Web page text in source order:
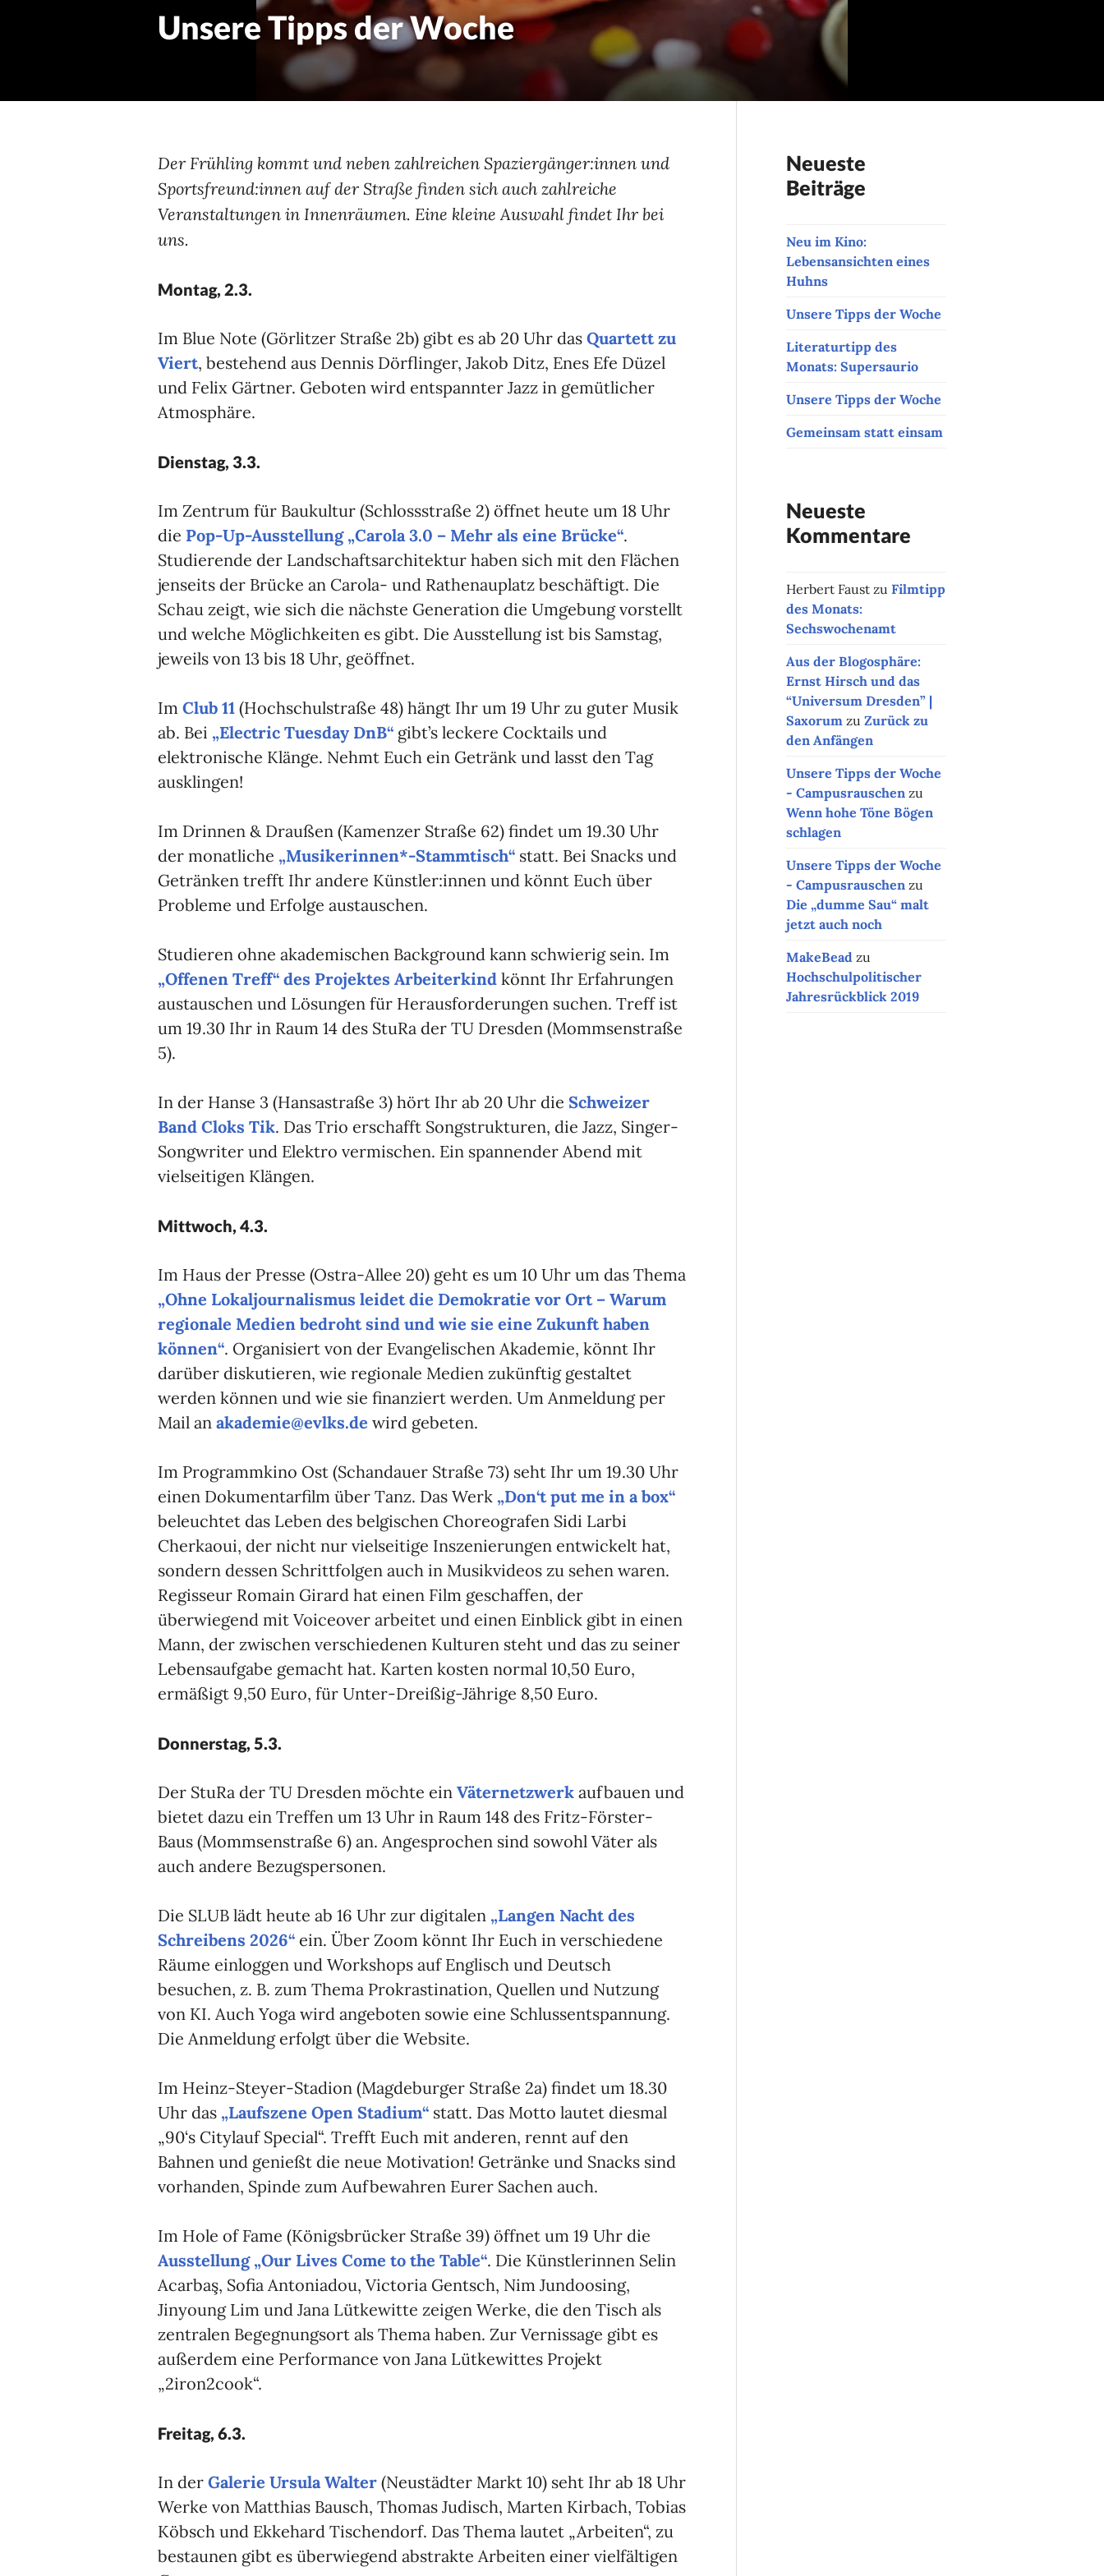
Unsere Tipps der Woche
Der Frühling kommt und neben zahlreichen Spaziergänger:innen und
Sportsfreund:innen auf der Straße finden sich auch zahlreiche
Veranstaltungen in Innenräumen. Eine kleine Auswahl findet Ihr bei
uns.
Montag, 2.3.
Im Blue Note (Görlitzer Straße 2b) gibt es ab 20 Uhr das Quartett zu
Viert, bestehend aus Dennis Dörflinger, Jakob Ditz, Enes Efe Düzel
und Felix Gärtner. Geboten wird entspannter Jazz in gemütlicher
Atmosphäre.
Dienstag, 3.3.
Im Zentrum für Baukultur (Schlossstraße 2) öffnet heute um 18 Uhr
die Pop-Up-Ausstellung „Carola 3.0 – Mehr als eine Brücke“.
Studierende der Landschaftsarchitektur haben sich mit den Flächen
jenseits der Brücke an Carola- und Rathenauplatz beschäftigt. Die
Schau zeigt, wie sich die nächste Generation die Umgebung vorstellt
und welche Möglichkeiten es gibt. Die Ausstellung ist bis Samstag,
jeweils von 13 bis 18 Uhr, geöffnet.
Im Club 11 (Hochschulstraße 48) hängt Ihr um 19 Uhr zu guter Musik
ab. Bei „Electric Tuesday DnB“ gibt’s leckere Cocktails und
elektronische Klänge. Nehmt Euch ein Getränk und lasst den Tag
ausklingen!
Im Drinnen & Draußen (Kamenzer Straße 62) findet um 19.30 Uhr
der monatliche „Musikerinnen*-Stammtisch“ statt. Bei Snacks und
Getränken trefft Ihr andere Künstler:innen und könnt Euch über
Probleme und Erfolge austauschen.
Studieren ohne akademischen Background kann schwierig sein. Im
„Offenen Treff“ des Projektes Arbeiterkind könnt Ihr Erfahrungen
austauschen und Lösungen für Herausforderungen suchen. Treff ist
um 19.30 Ihr in Raum 14 des StuRa der TU Dresden (Mommsenstraße
5).
In der Hanse 3 (Hansastraße 3) hört Ihr ab 20 Uhr die Schweizer
Band Cloks Tik. Das Trio erschafft Songstrukturen, die Jazz, Singer-
Songwriter und Elektro vermischen. Ein spannender Abend mit
vielseitigen Klängen.
Mittwoch, 4.3.
Im Haus der Presse (Ostra-Allee 20) geht es um 10 Uhr um das Thema
„Ohne Lokaljournalismus leidet die Demokratie vor Ort – Warum
regionale Medien bedroht sind und wie sie eine Zukunft haben
können“. Organisiert von der Evangelischen Akademie, könnt Ihr
darüber diskutieren, wie regionale Medien zukünftig gestaltet
werden können und wie sie finanziert werden. Um Anmeldung per
Mail an akademie@evlks.de wird gebeten.
Im Programmkino Ost (Schandauer Straße 73) seht Ihr um 19.30 Uhr
einen Dokumentarfilm über Tanz. Das Werk „Don‘t put me in a box“
beleuchtet das Leben des belgischen Choreografen Sidi Larbi
Cherkaoui, der nicht nur vielseitige Inszenierungen entwickelt hat,
sondern dessen Schrittfolgen auch in Musikvideos zu sehen waren.
Regisseur Romain Girard hat einen Film geschaffen, der
überwiegend mit Voiceover arbeitet und einen Einblick gibt in einen
Mann, der zwischen verschiedenen Kulturen steht und das zu seiner
Lebensaufgabe gemacht hat. Karten kosten normal 10,50 Euro,
ermäßigt 9,50 Euro, für Unter-Dreißig-Jährige 8,50 Euro.
Donnerstag, 5.3.
Der StuRa der TU Dresden möchte ein Väternetzwerk aufbauen und
bietet dazu ein Treffen um 13 Uhr in Raum 148 des Fritz-Förster-
Baus (Mommsenstraße 6) an. Angesprochen sind sowohl Väter als
auch andere Bezugspersonen.
Die SLUB lädt heute ab 16 Uhr zur digitalen „Langen Nacht des
Schreibens 2026“ ein. Über Zoom könnt Ihr Euch in verschiedene
Räume einloggen und Workshops auf Englisch und Deutsch
besuchen, z. B. zum Thema Prokrastination, Quellen und Nutzung
von KI. Auch Yoga wird angeboten sowie eine Schlussentspannung.
Die Anmeldung erfolgt über die Website.
Im Heinz-Steyer-Stadion (Magdeburger Straße 2a) findet um 18.30
Uhr das „Laufszene Open Stadium“ statt. Das Motto lautet diesmal
„90‘s Citylauf Special“. Trefft Euch mit anderen, rennt auf den
Bahnen und genießt die neue Motivation! Getränke und Snacks sind
vorhanden, Spinde zum Aufbewahren Eurer Sachen auch.
Im Hole of Fame (Königsbrücker Straße 39) öffnet um 19 Uhr die
Ausstellung „Our Lives Come to the Table“. Die Künstlerinnen Selin
Acarbaş, Sofia Antoniadou, Victoria Gentsch, Nim Jundoosing,
Jinyoung Lim und Jana Lütkewitte zeigen Werke, die den Tisch als
zentralen Begegnungsort als Thema haben. Zur Vernissage gibt es
außerdem eine Performance von Jana Lütkewittes Projekt
„2iron2cook“.
Freitag, 6.3.
In der Galerie Ursula Walter (Neustädter Markt 10) seht Ihr ab 18 Uhr
Werke von Matthias Bausch, Thomas Judisch, Marten Kirbach, Tobias
Köbsch und Ekkehard Tischendorf. Das Thema lautet „Arbeiten“, zu
bestaunen gibt es überwiegend abstrakte Arbeiten einer vielfältigen
Neueste
Beiträge
Neu im Kino:
Lebensansichten eines
Huhns
Unsere Tipps der Woche
Literaturtipp des
Monats: Supersaurio
Unsere Tipps der Woche
Gemeinsam statt einsam
Neueste
Kommentare
Herbert Faust zu Filmtipp
des Monats:
Sechswochenamt
Aus der Blogosphäre:
Ernst Hirsch und das
“Universum Dresden” |
Saxorum zu Zurück zu
den Anfängen
Unsere Tipps der Woche
- Campusrauschen zu
Wenn hohe Töne Bögen
schlagen
Unsere Tipps der Woche
- Campusrauschen zu
Die „dumme Sau“ malt
jetzt auch noch
MakeBead zu
Hochschulpolitischer
Jahresrückblick 2019